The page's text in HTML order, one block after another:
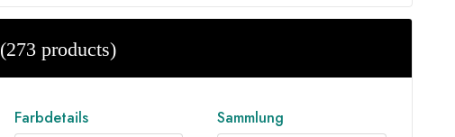
(273 products)
Farbdetails Sammlung